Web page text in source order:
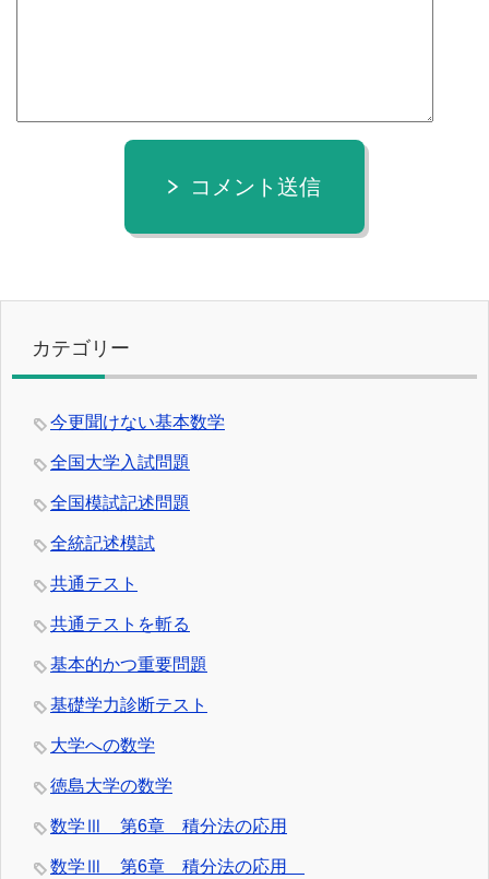
コメント送信
カテゴリー
今更聞けない基本数学
全国大学入試問題
全国模試記述問題
全統記述模試
共通テスト
共通テストを斬る
基本的かつ重要問題
基礎学力診断テスト
大学への数学
徳島大学の数学
数学Ⅲ 第6章 積分法の応用
数学Ⅲ 第6章 積分法の応用